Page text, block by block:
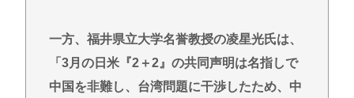
一方、福井県立大学名誉教授の凌星光氏は、
「3月の日米『2＋2』の共同声明は名指しで
中国を非難し、台湾問題に干渉したため、中